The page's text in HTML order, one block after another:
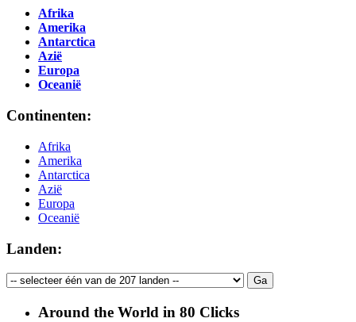
Afrika
Amerika
Antarctica
Azië
Europa
Oceanië
Continenten:
Afrika
Amerika
Antarctica
Azië
Europa
Oceanië
Landen:
Around the World in 80 Clicks